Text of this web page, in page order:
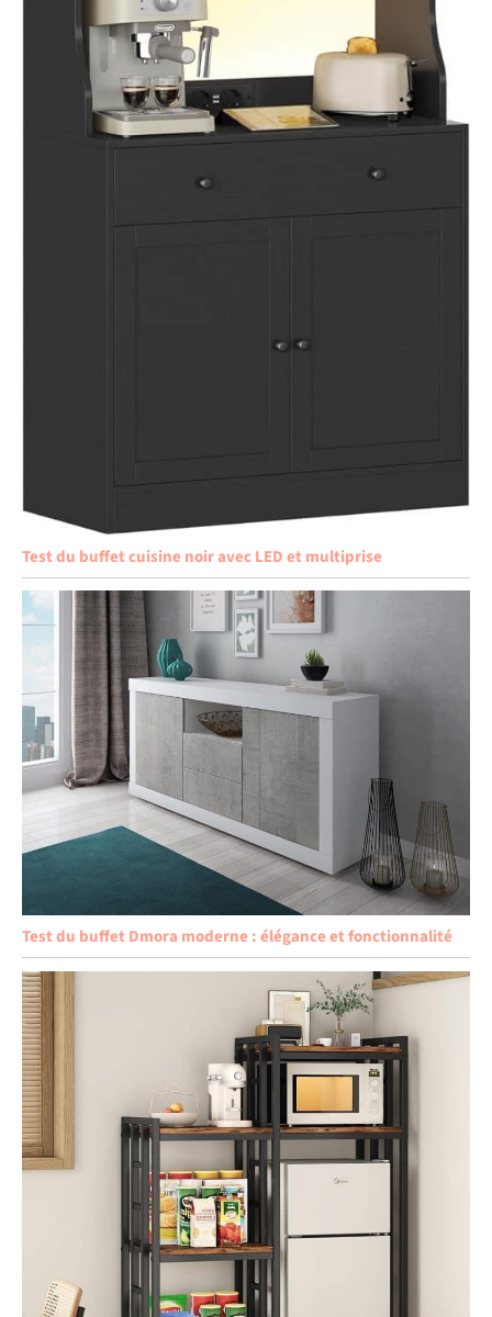
Test du buffet cuisine noir avec LED et multiprise
Test du buffet Dmora moderne : élégance et fonctionnalité